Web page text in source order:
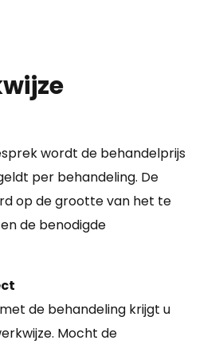
wordt de behandelprijs
per behandeling. De
op de grootte van het te
de benodigde
de behandeling krijgt u
Mocht de